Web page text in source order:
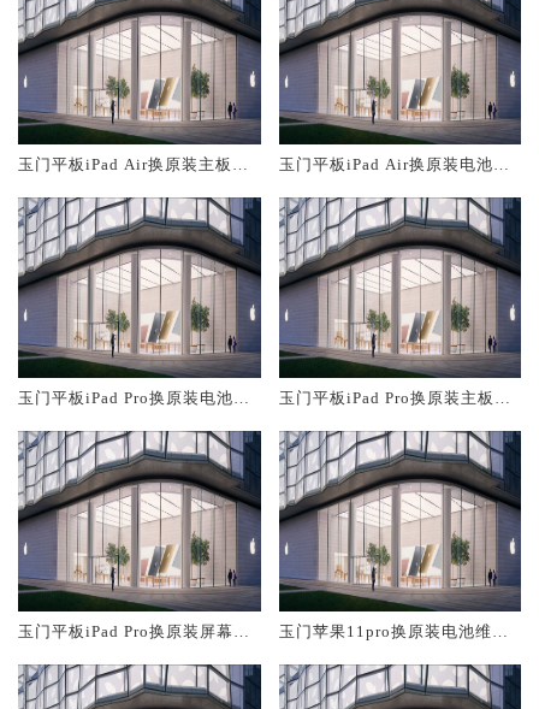
玉门平板iPad Air换原装主板维
玉门平板iPad Air换原装电池维
玉门平板iPad Pro换原装电池维
玉门平板iPad Pro换原装主板维
玉门平板iPad Pro换原装屏幕服
玉门苹果11pro换原装电池维修